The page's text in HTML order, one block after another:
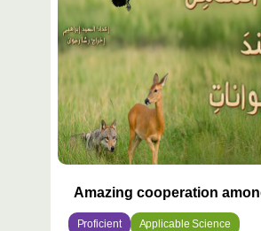
Amazing cooperation
Proficient Applicable Science